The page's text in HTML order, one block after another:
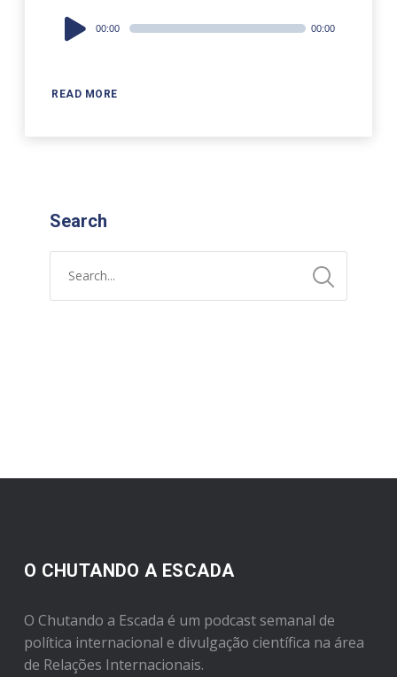
READ MORE
Audio
Player
00:00 00:00
Search
O CHUTANDO A ESCADA
O Chutando a Escada é um podcast semanal de
política internacional e divulgação científica na área
de Relações Internacionais.